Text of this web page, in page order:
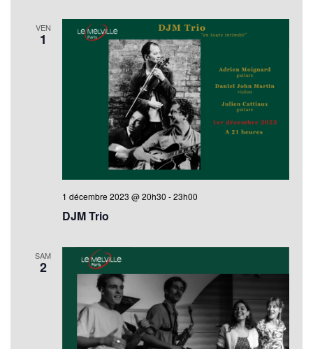
VEN
1
DJM Trio
1 décembre 2023 @ 20h30 -23h00
SAM
2